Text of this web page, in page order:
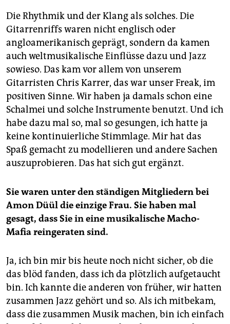
Krake-Schlussspurt:Das Krake Festival geht am
Wochenende in der Griessmühle (Sonnenallee 221)
mit elektronischen und experimentellen Klängen zu
Ende. Von Samstag, 18 Uhr bis Montagmorgen sind
neben Knaup/Dot Product Acts wie Radioactive Man,
Clouds und How am Start. Infos:krake-festival.de
Die Rhythmik und der Klang als solches. Die
Gitarrenriffs waren nicht englisch oder
angloamerikanisch geprägt, sondern da kamen
auch weltmusikalische Einflüsse dazu und Jazz
sowieso. Das kam vor allem von unserem
Gitarristen Chris Karrer, das war unser Freak, im
positiven Sinne. Wir haben ja damals schon eine
Schalmei und solche Instrumente benutzt. Und ich
habe dazu mal so, mal so gesungen, ich hatte ja
keine kontinuierliche Stimmlage. Mir hat das
Spaß gemacht zu modellieren und andere Sachen
auszuprobieren. Das hat sich gut ergänzt.
Sie waren unter den ständigen Mitgliedern bei
Amon Düül die einzige Frau. Sie haben mal
gesagt, dass Sie in eine musikalische Macho-
Mafia reingeraten sind.
Ja, ich bin mir bis heute noch nicht sicher, ob die
das blöd fanden, dass ich da plötzlich aufgetaucht
bin. Ich kannte die anderen von früher, wir hatten
zusammen Jazz gehört und so. Als ich mitbekam,
dass die zusammen Musik machen, bin ich einfach